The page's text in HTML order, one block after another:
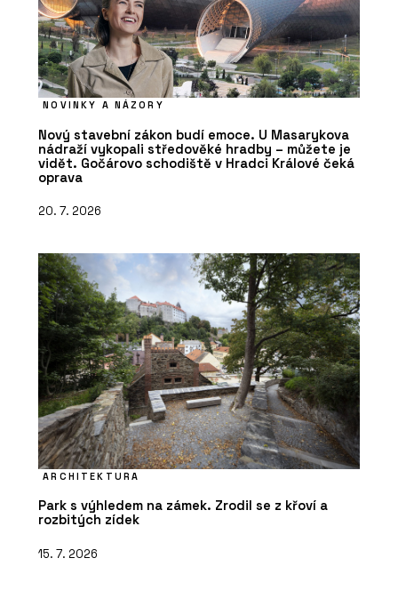
NOVINKY A NÁZORY
Nový stavební zákon budí emoce. U Masarykova
nádraží vykopali středověké hradby – můžete je
vidět. Gočárovo schodiště v Hradci Králové čeká
oprava
20. 7. 2026
ARCHITEKTURA
Park s výhledem na zámek. Zrodil se z křoví a
rozbitých zídek
15. 7. 2026